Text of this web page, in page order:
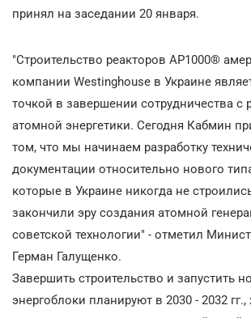
принял на заседании 20 января.
"Строительство реакторов АР1000®
компании Westinghouse в Украине
точкой в завершении сотрудничества с
атомной энергетики. Сегодня Кабмин
том, что мы начинаем разработку
документации относительно нового
которые в Украине никогда не
закончили эру создания атомной
советской технологии" - отметил
Герман Галущенко.
Завершить строительство и запустить
энергоблоки планируют в 2030 - 2032 гг.,